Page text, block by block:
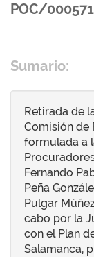
POC/
Sumario:
Retirada de
Comisión de
formulada a
Fernando
Peña
Pulgar
cabo por la
con el Plan
Salamanca,